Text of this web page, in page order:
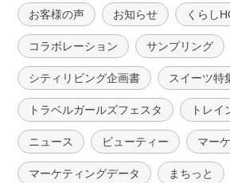
お客様の声 お知らせ くらし
コラボレーション サンプリング
シティリビング企画書 スイーツ特
トラベルガールズフェスタ トレイ
ニュース ビューティー マー
マーケティングデータ まちっと